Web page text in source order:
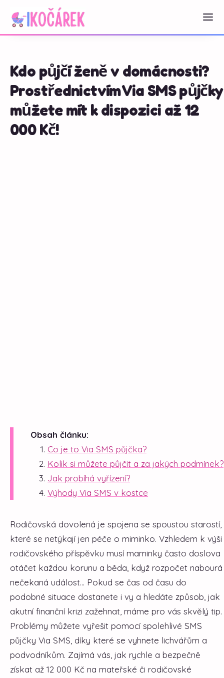
Kdo půjčí ženě v domácnosti?
Prostřednictvím Via SMS půjčky
můžete mít k dispozici až 12
000 Kč!
Obsah článku:
Co je to Via SMS půjčka?
Kolik si můžete půjčit a za jakých podmínek?
Jak probíhá vyřízení?
Výhody Via SMS v kostce
Rodičovská dovolená je spojena se spoustou starostí,
které se netýkají jen péče o miminko. Vzhledem k výši
rodičovského příspěvku musí maminky často doslova
otáčet každou korunu a běda, když rozpočet nabourá
nečekaná událost... Pokud se čas od času do
podobné situace dostanete i vy a hledáte způsob, jak
akutní finanční krizi zažehnat, máme pro vás skvělý tip.
Problémy můžete vyřešit pomocí spolehlivé SMS
půjčky Via SMS, díky které se vyhnete lichvářům a
podvodníkům. Zajímá vás, jak rychle a bezpečně
získat až 12 000 Kč na mateřské či rodičovské